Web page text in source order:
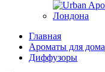
Главная
Ароматы для дома
Диффузоры